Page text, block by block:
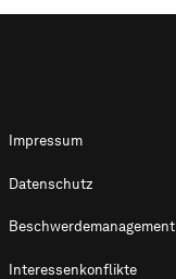
Impressum
Datenschutz
Beschwerdemanagement
Interessenkonflikte